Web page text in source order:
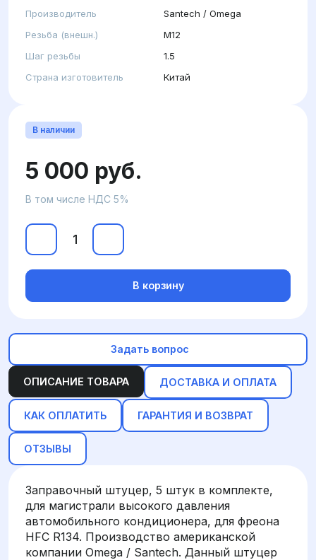
Производитель
Santech / Omega
Резьба (внешн.)
M12
Шаг резьбы
1.5
Страна изготовитель
Китай
ОПИСАНИЕ ТОВАРА ДОСТАВКА И ОПЛАТА
КАК ОПЛАТИТЬ ГАРАНТИЯ И ВОЗВРАТ
ОТЗЫВЫ
Заправочный штуцер, 5 штук в комплекте,
для магистрали высокого давления
автомобильного кондиционера, для фреона
HFC R134. Производство американской
компании Omega / Santech. Данный штуцер
В наличии
5 000 руб.
В том числе НДС 5%
В корзину
Задать вопрос